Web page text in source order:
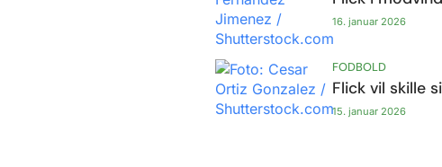
16. januar 2026
Flick vil skille
15. januar 2026
FODBOLD